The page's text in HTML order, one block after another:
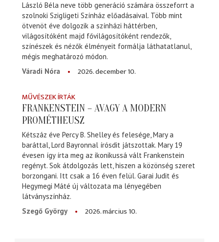
László Béla neve több generáció számára összeforrt a
szolnoki Szigligeti Színház előadásaival. Több mint
ötvenöt éve dolgozik a színházi háttérben,
világosítóként majd fővilágosítóként rendezők,
színészek és nézők élményeit formálja láthatatlanul,
mégis meghatározó módon.
Váradi Nóra
2026. december 10.
MŰVÉSZEK ÍRTÁK
FRANKENSTEIN – AVAGY A MODERN
PROMÉTHEUSZ
Kétszáz éve Percy B. Shelley és felesége, Mary a
baráttal, Lord Bayronnal írósdit játszottak. Mary 19
évesen így írta meg az ikonikussá vált Frankenstein
regényt. Sok átdolgozás lett, hiszen a közönség szeret
borzongani. Itt csak a 16 éven felül. Garai Judit és
Hegymegi Máté új változata ma lényegében
látványszínház.
Szegő György
2026. március 10.